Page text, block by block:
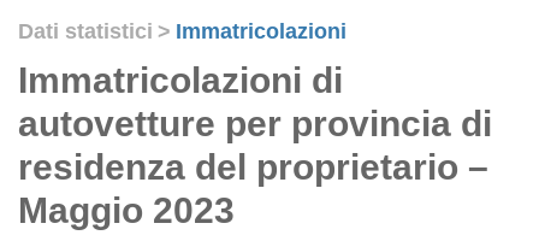
Dati statistici > Immatricolazioni
Immatricolazioni di
autovetture per provincia di
residenza del proprietario –
Maggio 2023